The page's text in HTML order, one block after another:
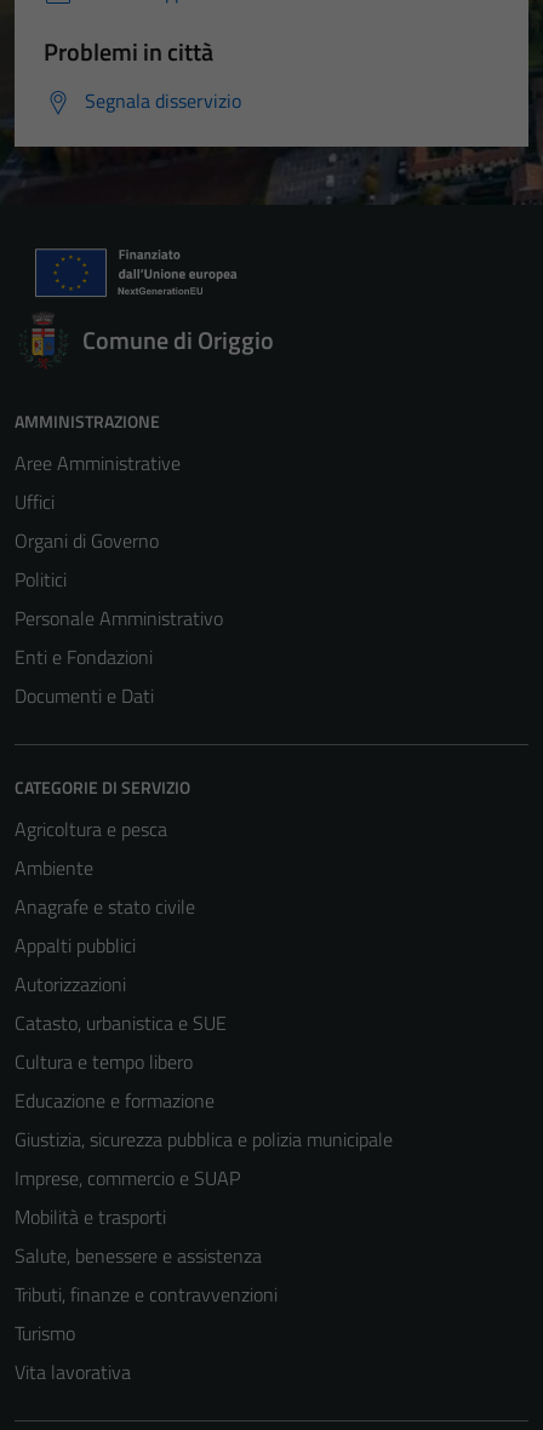
Problemi in città
Segnala disservizio
Comune di Origgio
AMMINISTRAZIONE
Aree Amministrative
Uffici
Organi di Governo
Politici
Personale Amministrativo
Enti e Fondazioni
Documenti e Dati
CATEGORIE DI SERVIZIO
Agricoltura e pesca
Ambiente
Anagrafe e stato civile
Appalti pubblici
Autorizzazioni
Catasto, urbanistica e SUE
Cultura e tempo libero
Educazione e formazione
Giustizia, sicurezza pubblica e polizia municipale
Imprese, commercio e SUAP
Mobilità e trasporti
Salute, benessere e assistenza
Tributi, finanze e contravvenzioni
Turismo
Vita lavorativa